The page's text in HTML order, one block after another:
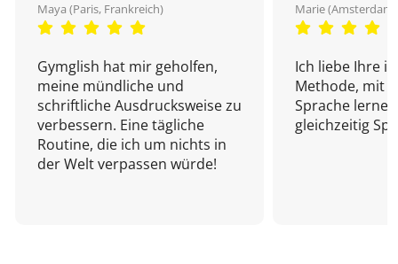
Maya (Paris, Frankreich)
Gymglish hat mir geholfen,
meine mündliche und
schriftliche Ausdrucksweise zu
verbessern. Eine tägliche
Routine, die ich um nichts in
der Welt verpassen würde!
Marie
Ich liebe Ihre
Methode, mit
Sprache
gleichzeitig